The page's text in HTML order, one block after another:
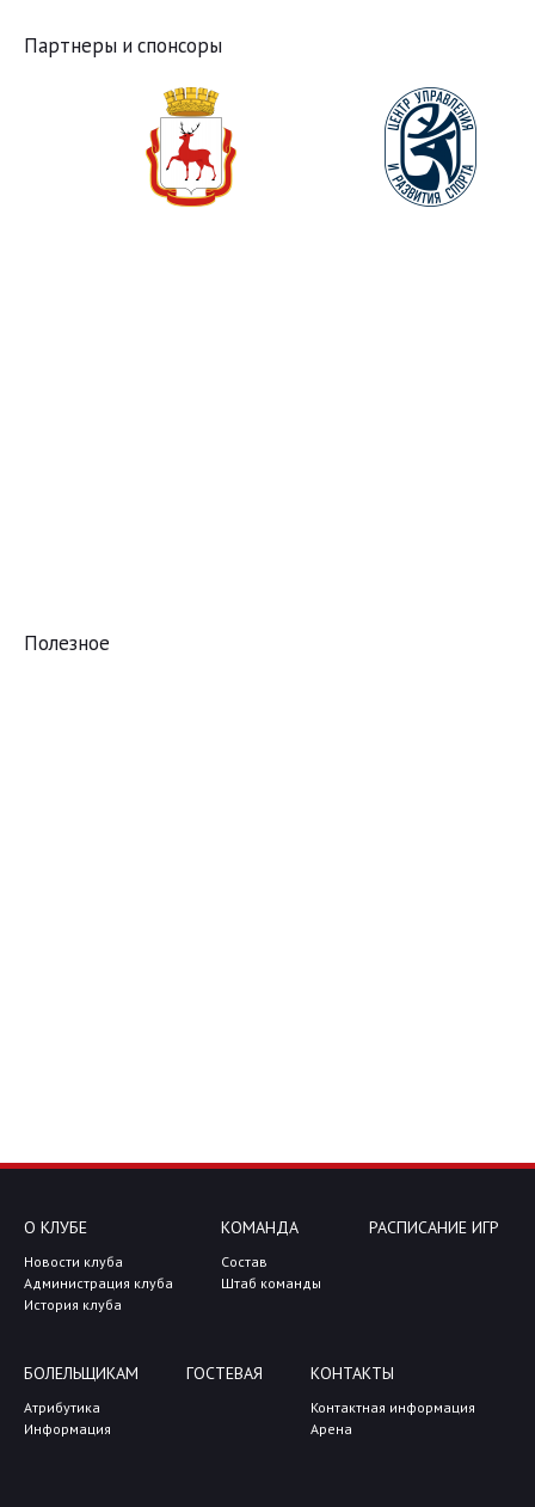
Партнеры и спонсоры
Полезное
О КЛУБЕ
Новости клуба
Администрация клуба
История клуба
КОМАНДА
Состав
Штаб команды
РАСПИСАНИЕ ИГР
БОЛЕЛЬЩИКАМ
Атрибутика
Информация
ГОСТЕВАЯ КОНТАКТЫ
Контактная информация
Арена